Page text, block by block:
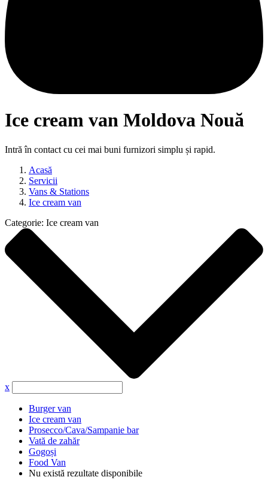
Ice cream van Moldova Nouă
Intră în contact cu cei mai buni furnizori simplu și rapid.
Acasă
Servicii
Vans & Stations
Ice cream van
Categorie: Ice cream van
x
Burger van
Ice cream van
Prosecco/Cava/Sampanie bar
Vată de zahăr
Gogoși
Food Van
Nu există rezultate disponibile